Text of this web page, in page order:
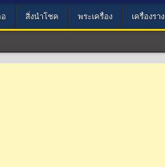
สิ่งนำโชค พระเครื่อง เครื่องราง